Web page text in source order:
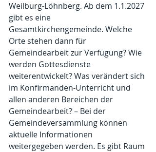
Weilburg-Löhnberg. Ab dem 1.1.2027
gibt es eine
Gesamtkirchengemeinde. Welche
Orte stehen dann für
Gemeindearbeit zur Verfügung? Wie
werden Gottesdienste
weiterentwickelt? Was verändert sich
im Konfirmanden-Unterricht und
allen anderen Bereichen der
Gemeindearbeit? – Bei der
Gemeindeversammlung können
aktuelle Informationen
weitergegeben werden. Es gibt Raum